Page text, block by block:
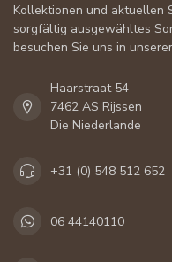
Kollektionen und aktuellen
sorgfältig ausgewähltes
besuchen Sie uns in
Haarstraat 54
7462 AS Rijssen
Die Niederlande
+31 (0) 548 512 652
06 44140110